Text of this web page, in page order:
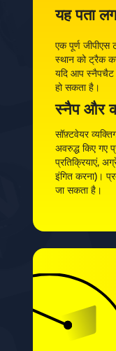
यह पता
एक पूर्ण जीपीएस
स्थान को ट्रैक
यदि आप स्नैपचैट
हो सकता है।
स्नैप और
सॉफ़्टवेयर
अवरुद्ध किए गए
प्रतिक्रियाएं,
इंगित करना)।
जा सकता है।